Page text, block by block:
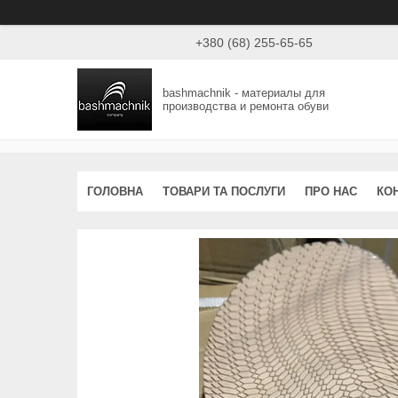
+380 (68) 255-65-65
bashmachnik - материалы для
производства и ремонта обуви
ГОЛОВНА ТОВАРИ ТА ПОСЛУГИ ПРО НАС